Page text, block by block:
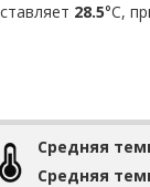
28.5°С,
Средняя
Средняя